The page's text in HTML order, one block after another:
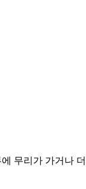
무리가 가거나 더